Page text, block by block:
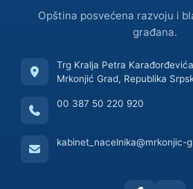
Opština posvećena razvoju i
građana.
Trg Kralja Petra
Mrkonjić Grad, Republika
00 387 50 220 920
kabinet_nacelnika@mrkonjic-